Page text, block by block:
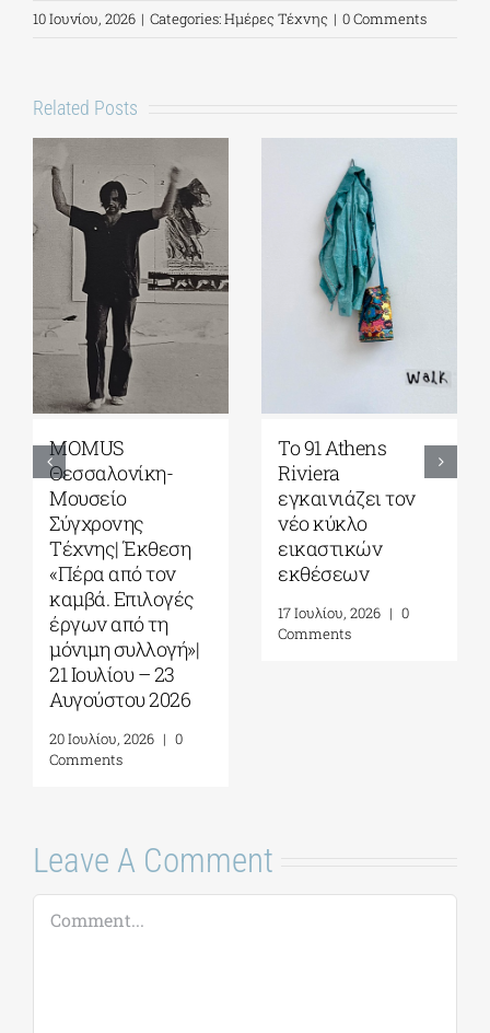
10 Ιουνίου, 2026 | Categories:Ημέρες Τέχνης | 0 Comments
Related Posts
Γκαλερί
Ζουμπουλάκη|
Σοφία
Παπακώστα-
Things to hold| 17
Σεπτεμβρίου – 10
Οκτωβρίου 2026
30 Ιουλίου, 2026 |
0
Comments
Έρχεται το
Platforms Project
2026| 17-20
Σεπτεμβρίου στο
Καπνεργοστάσιο
της Βουλής των
22 Ιουλίου, 2026
Leave A Comment